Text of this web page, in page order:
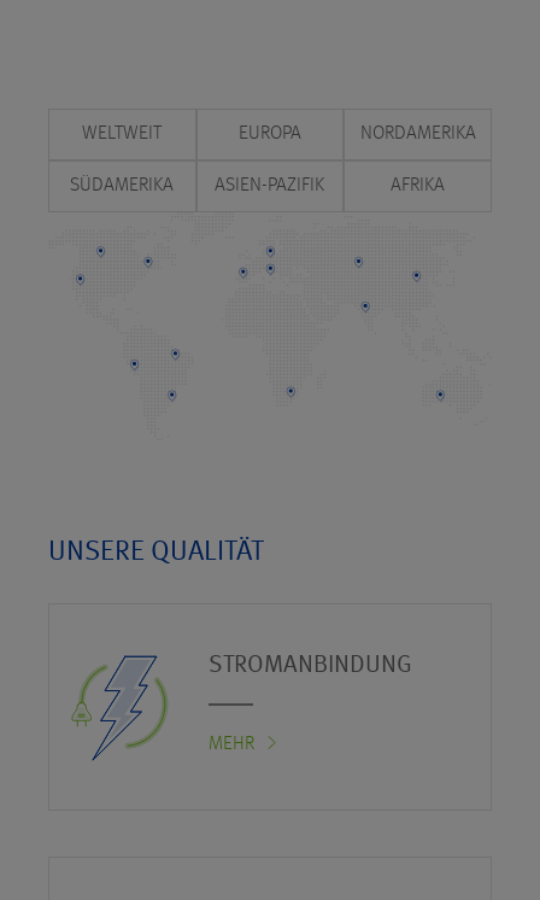
WELTWEIT EUROPA NORDAMERIKA
SÜDAMERIKA ASIEN-PAZIFIK AFRIKA
UNSERE QUALITÄT
STROMANBINDUNG
MEHR